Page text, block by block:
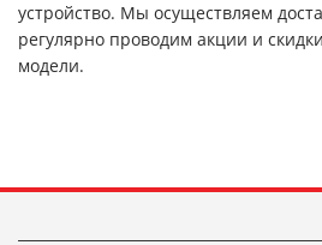
устройство. Мы осуществляем
регулярно проводим акции и
модели.